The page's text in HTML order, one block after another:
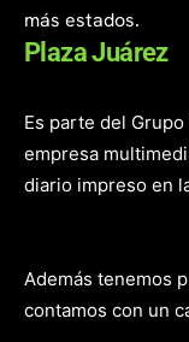
más estados.
Plaza Juárez
Es parte del
empresa
diario impreso en
Además tenemos
contamos con un